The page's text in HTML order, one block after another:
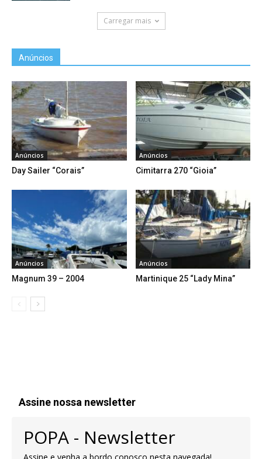
Carregar mais
Anúncios
Anúncios
Day Sailer “Corais”
Anúncios
Cimitarra 270 “Gioia”
Anúncios
Magnum 39 – 2004
Anúncios
Martinique 25 “Lady Mina”
Assine nossa newsletter
POPA - Newsletter